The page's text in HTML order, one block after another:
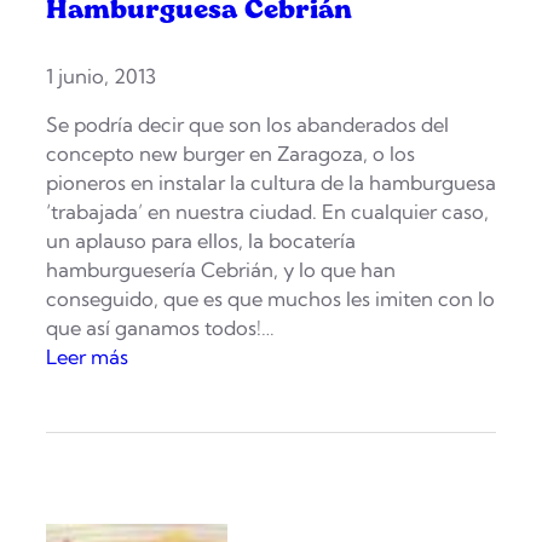
»
Hamburguesa Cebrián
1 junio, 2013
Se podría decir que son los abanderados del
concepto new burger en Zaragoza, o los
pioneros en instalar la cultura de la hamburguesa
‘trabajada’ en nuestra ciudad. En cualquier caso,
un aplauso para ellos, la bocatería
hamburguesería Cebrián, y lo que han
conseguido, que es que muchos les imiten con lo
que así ganamos todos!…
Leer más:
r